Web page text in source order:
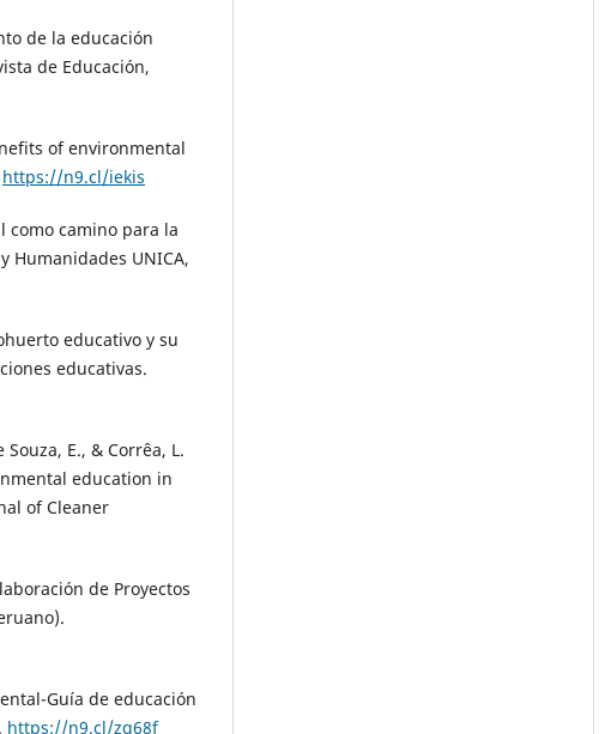
de la educación
de Educación,
of environmental
https://n9.cl/iekis
como camino para la
Humanidades UNICA,
educativo y su
educativas.
E., & Corrêa, L.
education in
of Cleaner
de Proyectos
Guía de educación
https://n9.cl/zq68f